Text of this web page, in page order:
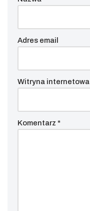
Adres email
Witryna internetowa
Komentarz *